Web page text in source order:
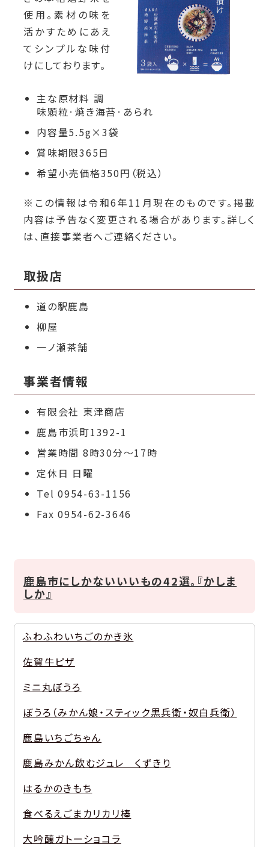
使用。素材の味を
活かすためにあえ
てシンプルな味付
けにしております。
主な原材料 調
味顆粒·焼き海苔 ·あられ
内容量5.5g×3袋
賞味期限365日
希望小売価格350円（税込）
※この情報は令和6年11月現在のものです。掲載
内容は予告なく変更される場合があります。詳しく
は、直接事業者へご連絡ください。
取扱店
道の駅鹿島
柳屋
一ノ瀬茶舗
事業者情報
有限会社 東津商店
鹿島市浜町1392-1
営業時間 8時30分～17時
定休日 日曜
Tel 0954-63-1156
Fax 0954-62-3646
鹿島市にしかないいいもの42選。『かしま
しか』
ふわふわいちごのかき氷
佐賀牛ピザ
ミニ丸ぼうろ
ぼうろ（みかん娘・スティック黒兵衛・奴白兵衛）
鹿島いちごちゃん
鹿島みかん飲むジュレ くずきり
はるかのきもち
食べるえごまカリカリ棒
大吟醸ガトーショコラ